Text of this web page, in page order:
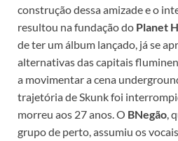
construção dessa amizade e o
resultou na fundação do Planet
de ter um álbum lançado, já se
alternativas das capitais
a movimentar a cena
trajetória de Skunk foi
morreu aos 27 anos. O BNegão ,
grupo de perto, assumiu os